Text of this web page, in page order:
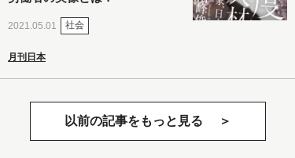
2021.05.01 社会
月刊日本
以前の記事をもっと見る